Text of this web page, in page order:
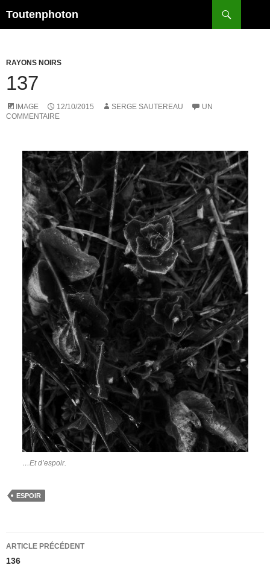
Toutenphoton
RAYONS NOIRS
137
IMAGE 12/10/2015 SERGE SAUTEREAU
UN
COMMENTAIRE
…Et d’espoir.
ESPOIR
Navigation
des
ARTICLE PRÉCÉDENT
136